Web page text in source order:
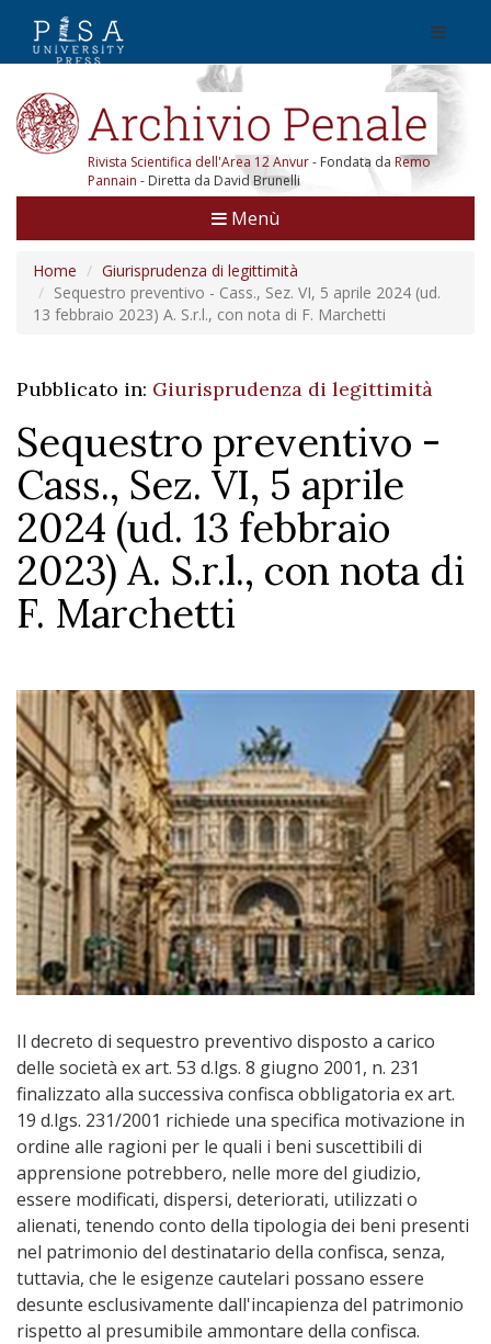
Rivista Scientifica dell'Area 12 Anvur- Fondata da Remo
Pannain - Diretta da David Brunelli
Menù
Home
Giurisprudenza di legittimità
Sequestro preventivo - Cass., Sez. VI, 5 aprile 2024 (ud.
13 febbraio 2023) A. S.r.l., con nota di F. Marchetti
Pubblicato in: Giurisprudenza di legittimità
Sequestro preventivo -
Cass., Sez. VI, 5 aprile
2024 (ud. 13 febbraio
2023) A. S.r.l., con nota di
F. Marchetti
Il decreto di sequestro preventivo disposto a carico
delle società ex art. 53 d.lgs. 8 giugno 2001, n. 231
finalizzato alla successiva confisca obbligatoria ex art.
19 d.lgs. 231/2001 richiede una specifica motivazione in
ordine alle ragioni per le quali i beni suscettibili di
apprensione potrebbero, nelle more del giudizio,
essere modificati, dispersi, deteriorati, utilizzati o
alienati, tenendo conto della tipologia dei beni presenti
nel patrimonio del destinatario della confisca, senza,
tuttavia, che le esigenze cautelari possano essere
desunte esclusivamente dall'incapienza del patrimonio
rispetto al presumibile ammontare della confisca.